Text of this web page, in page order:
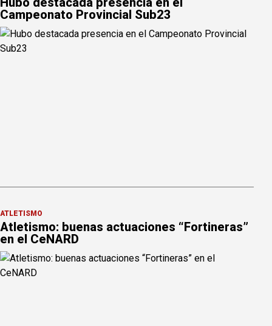
Campeonato Provincial Sub23
ATLETISMO
Atletismo: buenas actuaciones “Fortineras”
en el CeNARD